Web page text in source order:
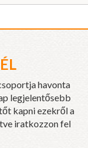
havonta
legjelentősebb
kapni ezekről a
iratkozzon fel